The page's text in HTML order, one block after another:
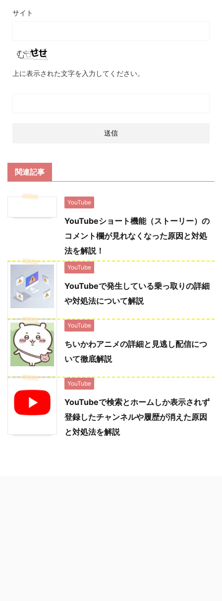
サイト
上に表示された文字を入力してください。
関連記事
YouTube
YouTubeショート機能（ストーリー）の
コメント欄が見れなくなった原因と対処
法を解説！
YouTube
YouTubeで発生している乗っ取りの詳細
や対処法について解説
YouTube
ちいかわアニメの詳細と見逃し配信につ
いて徹底解説
YouTube
YouTubeで検索とホームしか表示されず
登録したチャンネルや履歴が消えた原因
と対処法を解説